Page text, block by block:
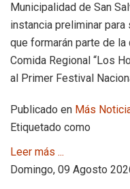
Municipalidad de San
instancia preliminar
que formarán parte de
Comida Regional “Los
al Primer Festival
Publicado en Más
Etiquetado como
Leer más ...
Domingo, 09 Agosto